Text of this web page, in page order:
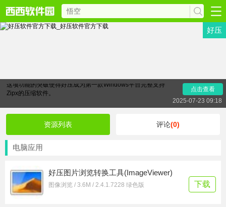
好压
这项功能的突破使得好压成为第一款Windows平台完整支持
Zipx的压缩软件。
点击查看
2025-07-23 09:18
资源列表 评论(0)
电脑应用
好压图片浏览转换工具(ImageViewer)
图像浏览 / 3.6M / 2.4.1.7228 绿色版 下载